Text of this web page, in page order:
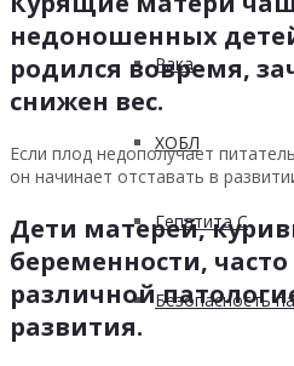
Рака
ХОБЛ
Гепатита С
Безопасность
недоношенных
родился вовремя,
снижен вес.
Если плод недополучает
он начинает отставать в
Дети матерей,
беременности,
различной
развития.